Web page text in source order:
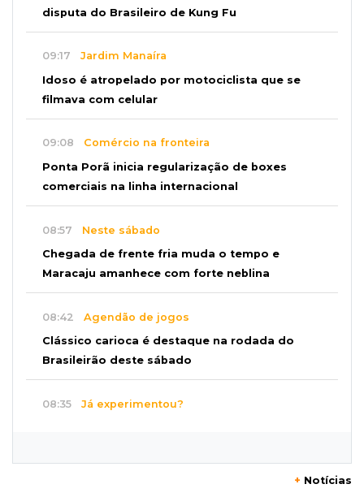
disputa do Brasileiro de Kung Fu
09:17 Jardim Manaíra
Idoso é atropelado por motociclista que se
filmava com celular
09:08 Comércio na fronteira
Ponta Porã inicia regularização de boxes
comerciais na linha internacional
08:57 Neste sábado
Chegada de frente fria muda o tempo e
Maracaju amanhece com forte neblina
08:42 Agendão de jogos
Clássico carioca é destaque na rodada do
Brasileirão deste sábado
08:35 Já experimentou?
+ Notícias